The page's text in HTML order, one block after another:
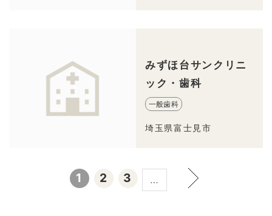
みずほ台サンクリニ
ック・歯科
一般歯科
埼玉県富士見市
1 2 3 …